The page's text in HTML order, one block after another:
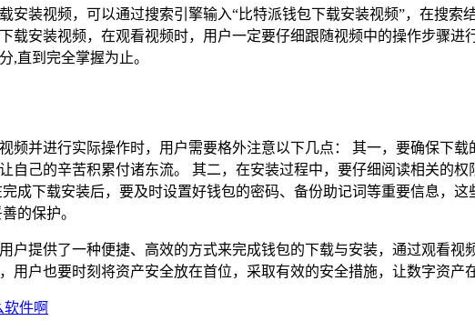
安装视频，可以通过搜索引擎输入“比特派钱包下载安装视频”，在搜
载安装视频，在观看视频时，用户一定要仔细跟随视频中的操作步骤
,直到完全掌握为止。
频并进行实际操作时，用户需要格外注意以下几点： 其一，要确保下
自己的辛苦积累付诸东流。 其二，在安装过程中，要仔细阅读相关的
成下载安装后，要及时设置好钱包的密码、备份助记词等重要信息，
的保护。
户提供了一种便捷、高效的方式来完成钱包的下载与安装，通过观看
用户也要时刻将资产安全放在首位，采取有效的安全措施，让数字资产
件啊